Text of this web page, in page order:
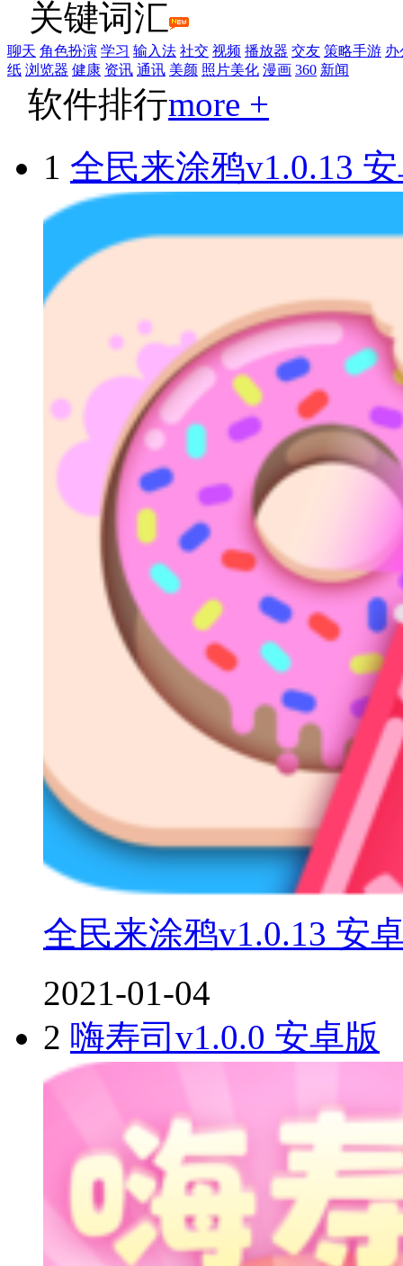
关键词汇
聊天 角色扮演 学习 输入法 社交 视频 播放器 交友 策略手游 办
纸 浏览器 健康 资讯 通讯 美颜 照片美化 漫画 360 新闻
软件排行more +
1 全民来涂鸦v1.0.13
全民来涂鸦v1.0.13 安
2021-01-04
2 嗨寿司v1.0.0 安卓版